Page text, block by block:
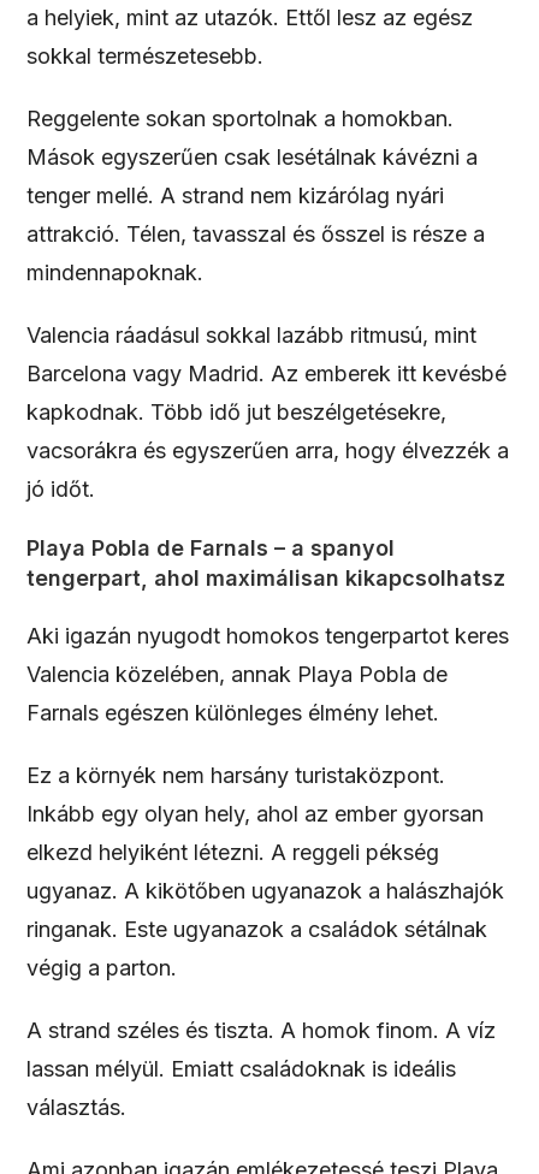
a helyiek, mint az utazók. Ettől lesz az egész
sokkal természetesebb.
Reggelente sokan sportolnak a homokban.
Mások egyszerűen csak lesétálnak kávézni a
tenger mellé. A strand nem kizárólag nyári
attrakció. Télen, tavasszal és ősszel is része a
mindennapoknak.
Valencia ráadásul sokkal lazább ritmusú, mint
Barcelona vagy Madrid. Az emberek itt kevésbé
kapkodnak. Több idő jut beszélgetésekre,
vacsorákra és egyszerűen arra, hogy élvezzék a
jó időt.
Playa Pobla de Farnals – a spanyol
tengerpart, ahol maximálisan kikapcsolhatsz
Aki igazán nyugodt homokos tengerpartot keres
Valencia közelében, annak Playa Pobla de
Farnals egészen különleges élmény lehet.
Ez a környék nem harsány turistaközpont.
Inkább egy olyan hely, ahol az ember gyorsan
elkezd helyiként létezni. A reggeli pékség
ugyanaz. A kikötőben ugyanazok a halászhajók
ringanak. Este ugyanazok a családok sétálnak
végig a parton.
A strand széles és tiszta. A homok finom. A víz
lassan mélyül. Emiatt családoknak is ideális
választás.